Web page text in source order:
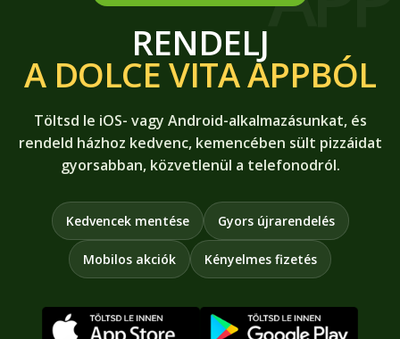
RENDELJ
A DOLCE VITA APPBÓL
Töltsd le iOS- vagy Android-alkalmazásunkat, és
rendeld házhoz kedvenc, kemencében sült pizzáidat
gyorsabban, közvetlenül a telefonodról.
Kedvencek mentése Gyors újrarendelés
Mobilos akciók Kényelmes fizetés